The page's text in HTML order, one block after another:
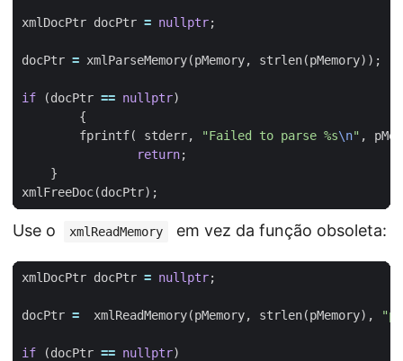
xmlDocPtr docPtr = nullptr;
docPtr = xmlParseMemory(pMemory, strlen(pMemory));
if (docPtr == nullptr)
{
fprintf( stderr, "Failed to parse %s\n" ,
return;
}
xmlFreeDoc(docPtr);
Use o xmlReadMemory em vez da função obsoleta:
xmlDocPtr docPtr = nullptr;
docPtr = xmlReadMemory(pMemory, strlen(pMemory),
if (docPtr == nullptr)